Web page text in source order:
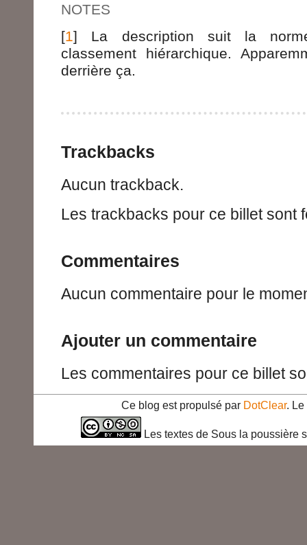
NOTES
[1] La description suit la
classement hiérarchique.
derrière ça.
Trackbacks
Aucun trackback.
Les trackbacks pour ce billet sont
Commentaires
Aucun commentaire pour le
Ajouter un commentaire
Les commentaires pour ce billet
Ce blog est propulsé par DotClear. Le
Les textes de Sous la poussière